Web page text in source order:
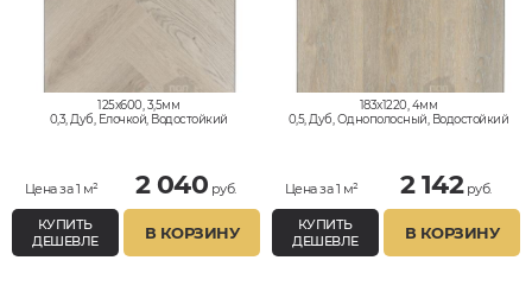
125x600, 3,5мм
0,3, Дуб, Елочкой, Водостойкий
Цена за 1 м² 2 040 руб.
КУПИТЬ
ДЕШЕВЛЕ
В КОРЗИНУ
183x1220, 4мм
0,5, Дуб, Однополосный, Водостойкий
Цена за 1 м² 2 142руб.
КУПИТЬ
ДЕШЕВЛЕ
В КОРЗИНУ